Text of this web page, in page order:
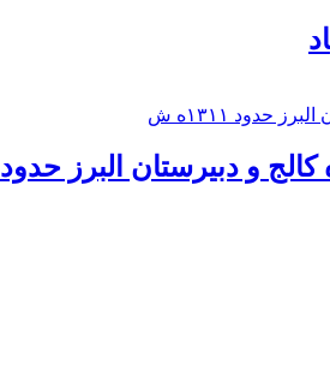
دبيرستان البرز حدود ۱۳۱۱ه ش